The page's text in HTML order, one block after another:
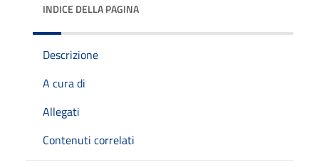
INDICE DELLA PAGINA
Descrizione
A cura di
Allegati
Contenuti correlati